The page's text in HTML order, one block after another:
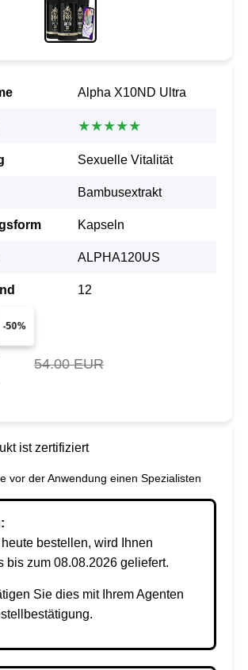
Alpha X10ND Ultra
★★★★★
Sexuelle Vitalität
Bambusextrakt
Kapseln
ALPHA120US
12
-50%
54.00 EUR
ist zertifiziert
vor der Anwendung einen Spezialisten
bestellen, wird Ihnen
bis zum 08.08.2026 geliefert.
Sie dies mit Ihrem Agenten